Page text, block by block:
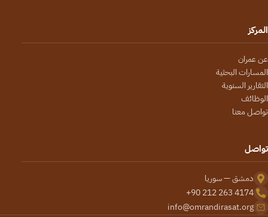
المركز
عن عمران
المسارات البحثية
التقارير السنوية
الوظائف
تواصل معنا
تواصل
دمشق — سوريا
+90 212 263 4174
info@omrandirasat.org